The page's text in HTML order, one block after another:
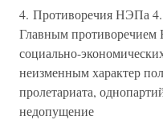
4. Противоречия НЭПа
Главным противоречием
социально-
неизменным характер
пролетариата,
недопущение